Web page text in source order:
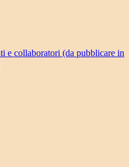
e collaboratori (da pubblicare in